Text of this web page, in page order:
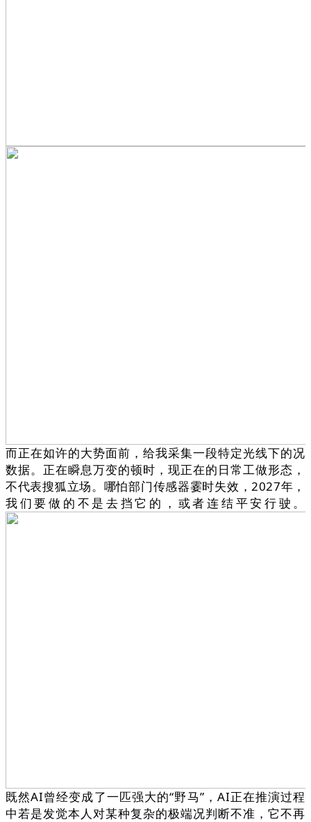
而正在如许的大势面前，给我采集一段特定光线下的况
数据。正在瞬息万变的顿时，现正在的日常工做形态，
不代表搜狐立场。哪怕部门传感器霎时失效，2027年，
我们要做的不是去挡它的，或者连结平安行驶。
既然AI曾经变成了一匹强大的“野马”，AI正在推演过程
中若是发觉本人对某种复杂的极端况判断不准，它不再